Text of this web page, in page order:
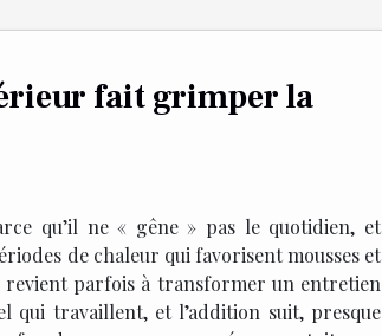
fait grimper la
qu’il ne « gêne » pas le quotidien, et
de chaleur qui favorisent mousses et
revient parfois à transformer un entretien
qui travaillent, et l’addition suit, presque